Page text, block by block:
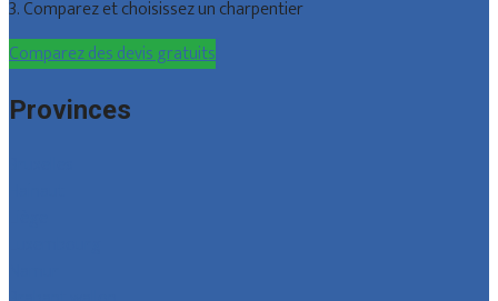
3. Comparez et choisissez un charpentier
Comparez des devis gratuits
Provinces